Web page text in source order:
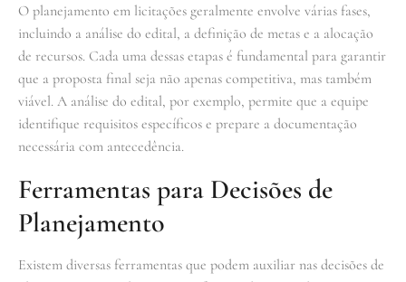
O planejamento em licitações geralmente envolve várias fases,
incluindo a análise do edital, a definição de metas e a alocação
de recursos. Cada uma dessas etapas é fundamental para garantir
que a proposta final seja não apenas competitiva, mas também
viável. A análise do edital, por exemplo, permite que a equipe
identifique requisitos específicos e prepare a documentação
necessária com antecedência.
Ferramentas para Decisões de
Planejamento
Existem diversas ferramentas que podem auxiliar nas decisões de